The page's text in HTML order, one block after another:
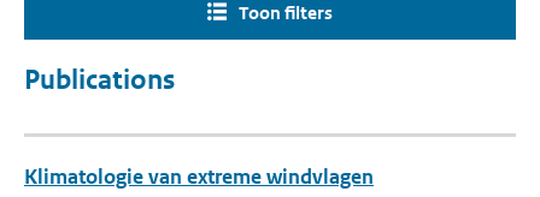
Toon filters
Publications
Klimatologie van extreme windvlagen